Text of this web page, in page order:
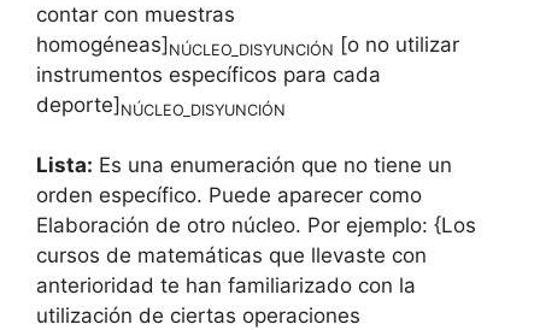
contar con muestras
homogéneas]NÚCLEO_DISYUNCIÓN [o no utilizar
instrumentos específicos para cada
deporte]NÚCLEO_DISYUNCIÓN
Lista: Es una enumeración que no tiene un
orden específico. Puede aparecer como
Elaboración de otro núcleo. Por ejemplo: {Los
cursos de matemáticas que llevaste con
anterioridad te han familiarizado con la
utilización de ciertas operaciones